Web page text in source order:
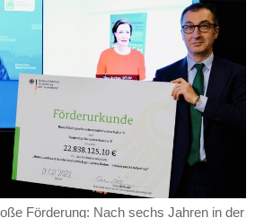
Förderung: Nach sechs Jahren in der